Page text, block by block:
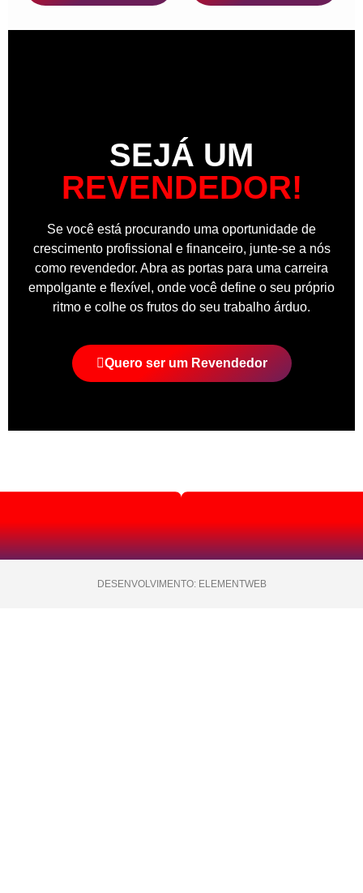
SEJÁ UM
REVENDEDOR!
Se você está procurando uma oportunidade de
crescimento profissional e financeiro, junte-se a nós
como revendedor. Abra as portas para uma carreira
empolgante e flexível, onde você define o seu próprio
ritmo e colhe os frutos do seu trabalho árduo.
Quero ser um Revendedor
DESENVOLVIMENTO: ELEMENTWEB